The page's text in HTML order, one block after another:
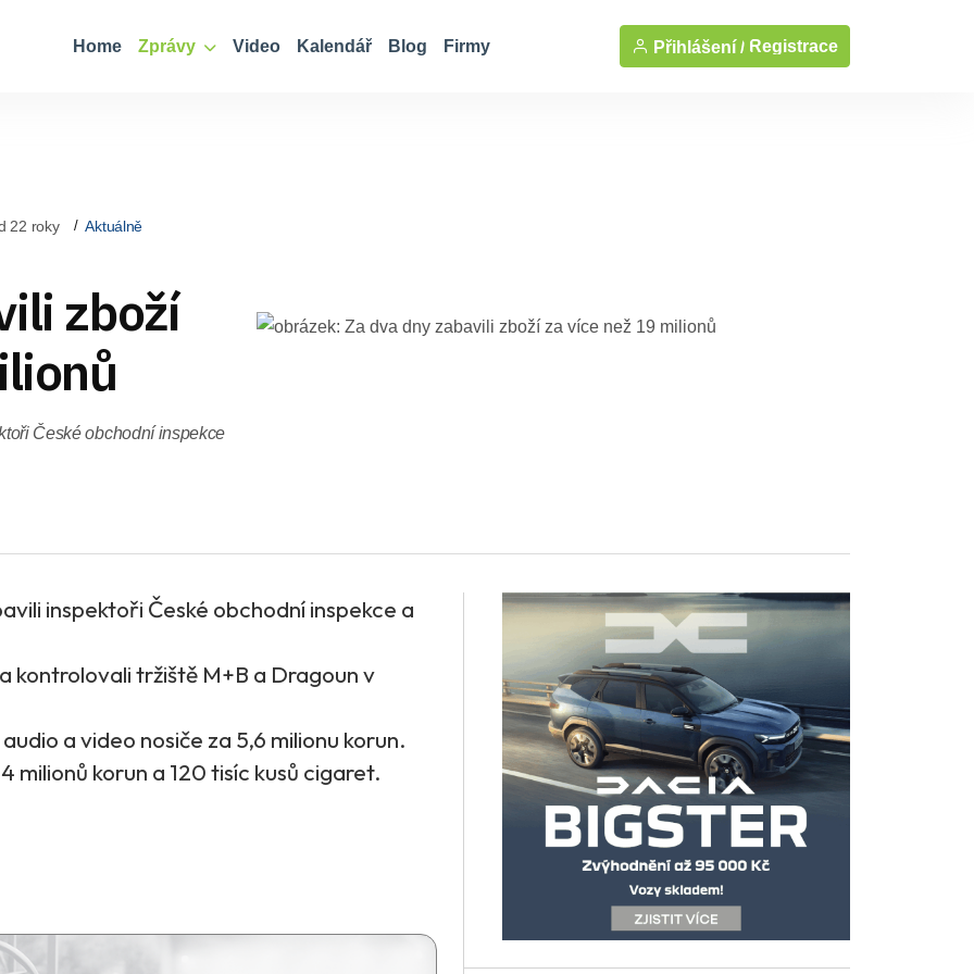
Home Zprávy Video Kalendář Blog Firmy Přihlášení / Registrace
22 roky Aktuálně
zboží
České obchodní inspekce
inspektoři České obchodní inspekce a
kontrolovali tržiště M+B a Dragoun v
a video nosiče za 5,6 milionu korun.
milionů korun a 120 tisíc kusů cigaret.